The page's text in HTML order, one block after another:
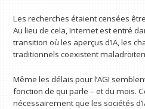
Les recherches étaient censées
Au lieu de cela, Internet est entré
transition où les aperçus d’IA, les
traditionnels coexistent
Même les délais pour l’AGI
fonction de qui parle – et du mois.
nécessairement que les sociétés